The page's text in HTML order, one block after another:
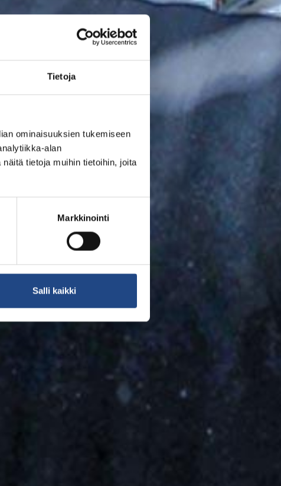
Tietoja
ominaisuuksien tukemiseen
alan
tietoja muihin tietoihin, joita
Markkinointi
Salli kaikki